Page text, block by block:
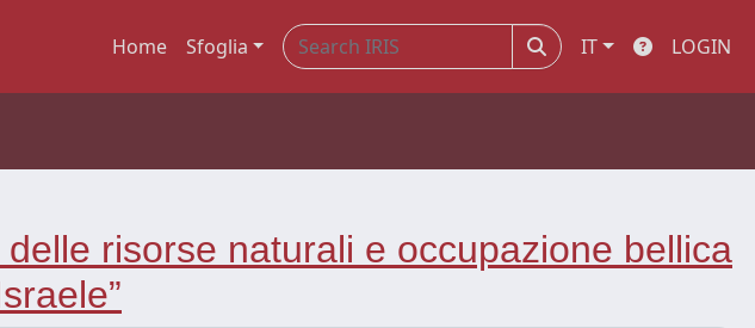
Home Sfoglia IT LOGIN
delle risorse naturali e occupazione bellica